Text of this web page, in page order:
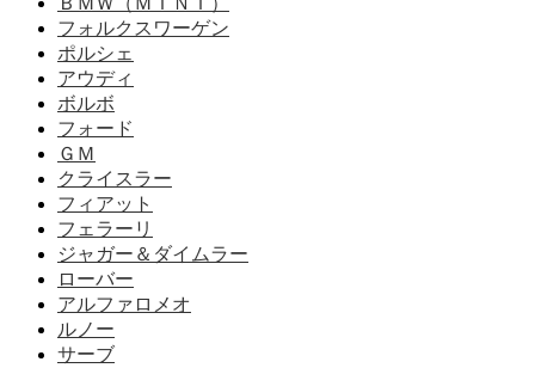
フォルクスワーゲン
ポルシェ
アウディ
ボルボ
フォード
ＧＭ
クライスラー
フィアット
フェラーリ
ジャガー＆ダイムラー
ローバー
アルファロメオ
ルノー
サーブ